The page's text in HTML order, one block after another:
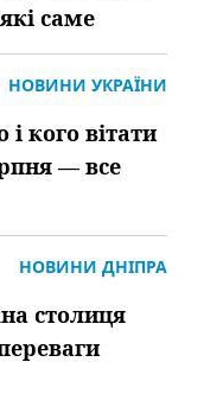
саме
НОВИНИ УКРАЇНИ
і кого вітати
— все
НОВИНИ ДНІПРА
столиця